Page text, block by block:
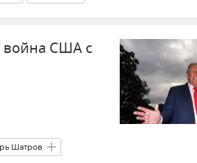
Новости
война США с
Шатров